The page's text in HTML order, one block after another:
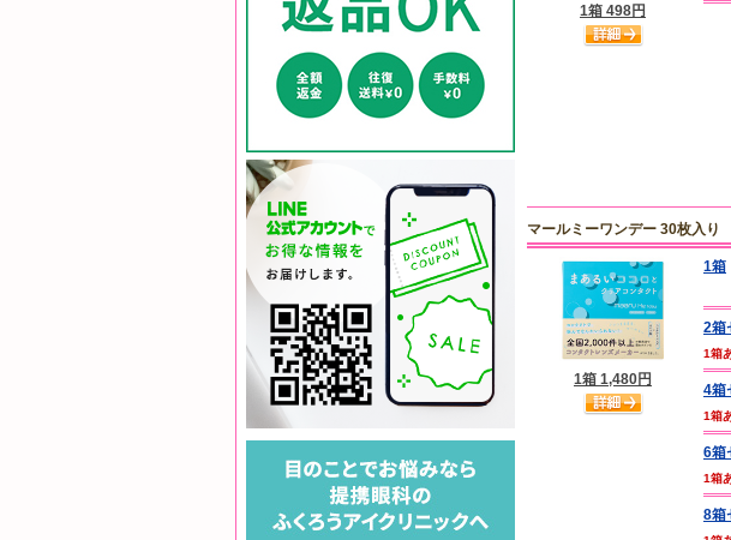
1箱 498円
マールミーワンデー 30枚入り
1箱 1,480円
1箱
2箱
1箱
4箱
1箱
6箱
1箱
8箱